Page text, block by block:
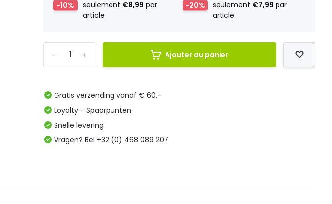
-10%
seulement €8,99 par
article
-20%
seulement €7,99 par
article
+
- Ajouter au panier
Gratis verzending vanaf € 60,-
Loyalty - Spaarpunten
Snelle levering
Vragen? Bel +32 (0) 468 089 207